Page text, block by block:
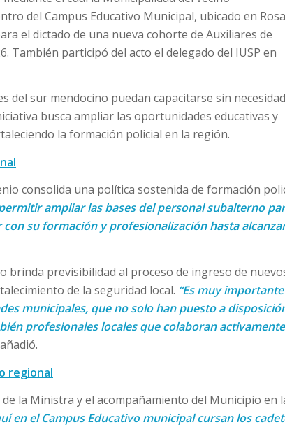
del Campus Educativo Municipal, ubicado en
el dictado de una nueva cohorte de Auxiliares de
También participó del acto el delegado del IUSP en
del sur mendocino puedan capacitarse sin
busca ampliar las oportunidades educativas y
la formación policial en la región.
consolida una política sostenida de formación
ampliar las bases del personal subalterno
su formación y profesionalización hasta
brinda previsibilidad al proceso de ingreso de
de la seguridad local. “Es muy importante
municipales, que no solo han puesto a
profesionales locales que colaboran
regional
la Ministra y el acompañamiento del Municipio en
en el Campus Educativo municipal cursan los